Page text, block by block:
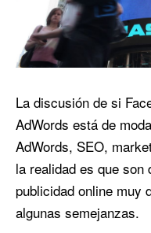
La discusión de si
AdWords está de
AdWords, SEO,
la realidad es que
publicidad online muy
algunas semejanzas.